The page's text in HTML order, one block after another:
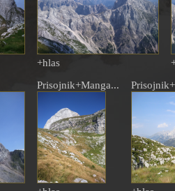
+hlas
Prisojnik+Manga...